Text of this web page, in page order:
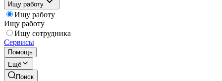
Ищу работу
Ищу работу
Ищу работу
Ищу сотрудника
Сервисы
Помощь
Ещё
Поиск